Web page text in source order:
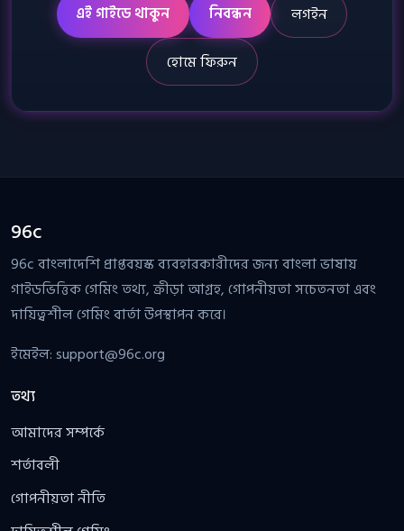
এই গাইডে থাকুন নিবন্ধন লগইন
হোমে ফিরুন
96c
96c বাংলাদেশি প্রাপ্তবয়স্ক ব্যবহারকারীদের জন্য বাংলা ভাষায়
গাইডভিত্তিক গেমিং তথ্য, ক্রীড়া আগ্রহ, গোপনীয়তা সচেতনতা এবং
দায়িত্বশীল গেমিং বার্তা উপস্থাপন করে।
ইমেইল:support@96c.org
তথ্য
আমাদের সম্পর্কে
শর্তাবলী
গোপনীয়তা নীতি